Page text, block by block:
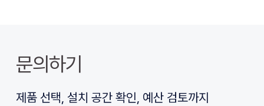
문의하기
제품 선택, 설치 공간 확인, 예산 검토까지